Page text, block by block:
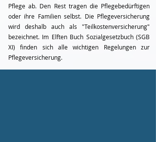
Pflege ab. Den Rest tragen die Pflegebedürftigen
oder ihre Familien selbst. Die Pflegeversicherung
wird deshalb auch als "Teilkostenversicherung"
bezeichnet. Im Elften Buch Sozialgesetzbuch (SGB
XI) finden sich alle wichtigen Regelungen zur
Pflegeversicherung.